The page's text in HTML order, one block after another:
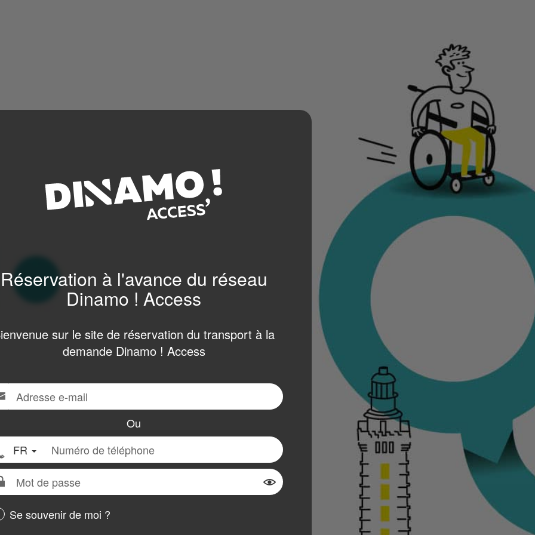
Réservation à l'avance du réseau
Dinamo ! Access
sur le site de réservation du transport à la
demande Dinamo ! Access
Ou
FR
Numéro
de
téléphone
Montrer le mot de passe
Se souvenir de moi ?